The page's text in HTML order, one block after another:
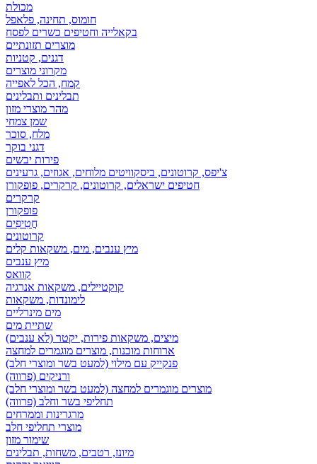
מכולת
חומוס, תחינה, פלאפל
בקאלייה וחטיפים כשרים לפסח
מוצרים תזונתיים
דגנים, קטניות
מקרוני מוצרים
קמח, הכל לאפייה
תבלינים ותבלינים
מהר מוצרי מזון
שמן צמחי
מלח, סוכר
דגני בוקר
פירות יבשים
צ'יפס, קרוטונים, ביסקוויטים מלוחים, אגוזים, גרעינים
חטיפים ישראלים, קרוטונים, קרקרים, פופקורן
קרקרים
פופקורן
חֲטִיפִים
קרוטונים
מיץ ענבים, מים, משקאות קלים
מיץ ענבים
קוואס
קוקטיילים, משקאות אנרגיה
לימונדות, משקאות
מים מינרליים
שתיית מים
מיצים, משקאות פירות, יקטר (לא ענבים)
ארוחות מוכנות, מוצרים מוגמרים למחצה
פנקייק עם מילוי (למעט בשר ומוצרי חלב)
ורניקים (פרווה)
מוצרים מוגמרים למחצה (למעט בשר ומוצרי חלב)
תחליפי בשר וחלב (פרווה)
מרגרינות וממרחים
מוצרי תחליפי חלב
שימור מזון
מיונז, רטבים, משחות, תבלינים